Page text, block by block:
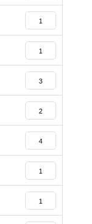
1
1
3
2
4
1
1